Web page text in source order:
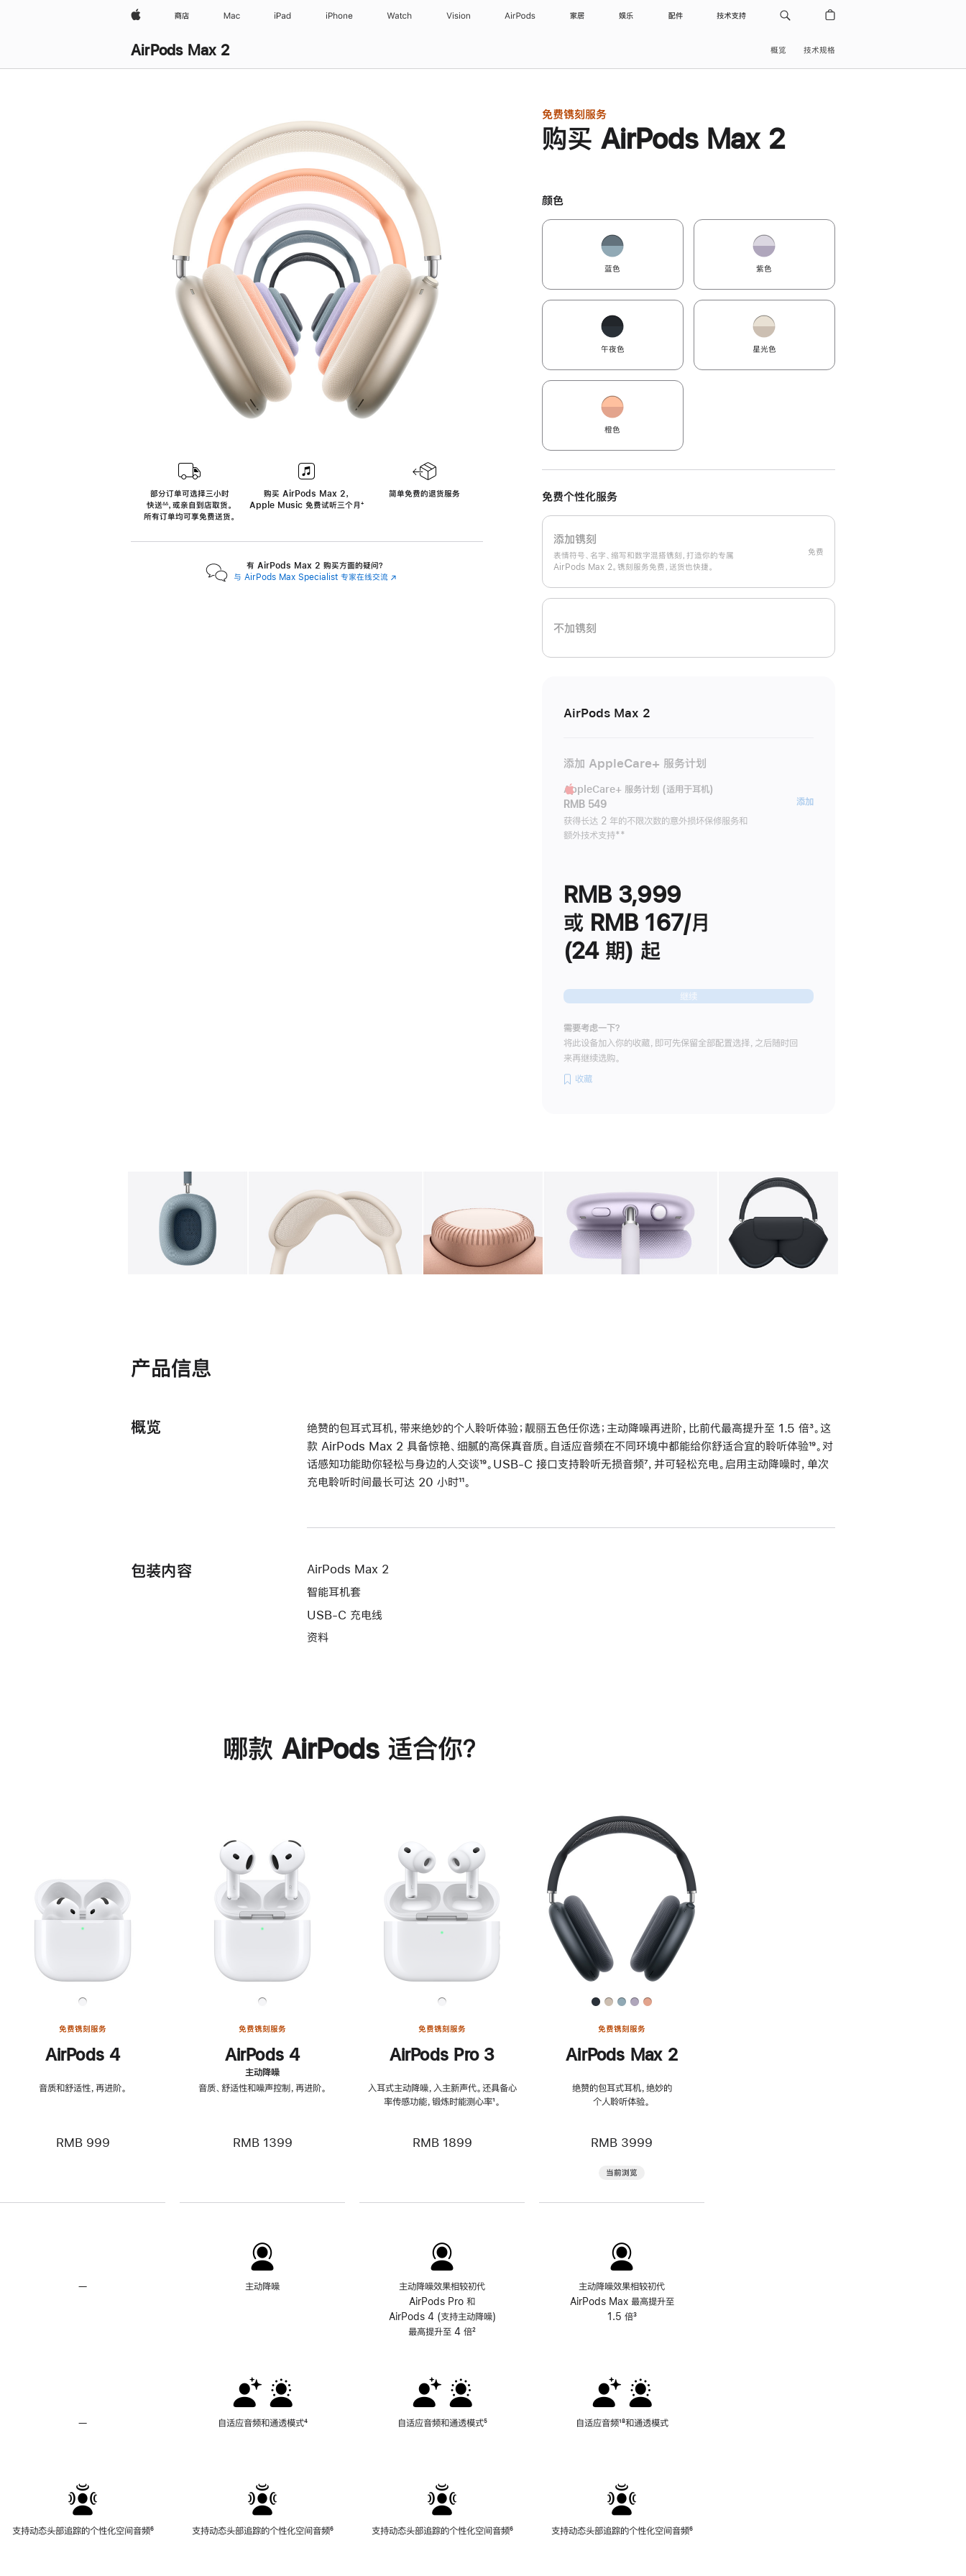
Apple 商店 Mac iPad iPhone Watch Vision AirPods 家居 娱乐 配件 技术支持
AirPods Max 2 概览 技术规格
AirPods Max 2
部分订单可选择三小时
快送
${translate.store.a11y.footnote}
∆∆， 或亲自到店取货。
所有订单均可享免费送货。
购买 AirPods Max 2，
Apple Music 免费试听三个月‍脚
‍⁺
简单免费的退货服务
有 AirPods Max 2 购买方面的疑问？
与 AirPods Max Specialist 专家在线交流 (在
免费镌刻服务
购买 AirPods Max 2
颜色
蓝色 紫色
午夜色 星光色
橙色
免费个性化服务
添加镌刻
表情符号、名字、缩写和数字混搭镌刻，打造你的专属
AirPods Max 2。镌刻服务免费，送货也快捷。
免费
不加镌刻
AirPods Max 2
添加 AppleCare+ 服务计划
AppleCare+ 服务计划 (适用于耳机)
RMB 549
获得长达 2 年的不限次数的意外损坏保修服务和
额外技术支持脚
**
添加AppleCare+
RMB 3,999
或 RMB 167/月
(24 期) 起
继续
需要考虑一下？
将此设备加入你的收藏，即可先保留全部配置选择，之后随时回
来再继续选购。
收藏
图库 图像 2 图库 图像 3 图库 图像 4 图像
产品信息
概览 绝赞的包耳式耳机，带来绝妙的个人聆听体验；靓丽五色任你选；主动降噪再进阶，比前代最高提升至 1.5 倍脚
注
³。这
款 AirPods Max 2 具备惊艳、细腻的高保真音质。自适应音频在不同环境中都能给你舒适合宜的聆听体验脚
注
¹⁹。对
话感知功能助你轻松与身边的人交谈脚
¹⁹。USB-C 接口支持聆听无损音频脚
⁷，并可轻松充电。启用主动降噪时，单次
充电聆听时间最长可达 20 小时脚
¹¹。
包装内容
AirPods Max 2
智能耳机套
USB-C 充电线
资料
哪款 AirPods 适合你？
免费镌刻服务
AirPods 4
音质和舒适性，再进阶。
RMB 999
—
—
适
应
音
频
支持动态头部追踪的个性化空间音频脚
⁶
免费镌刻服务
AirPods 4
主动降噪
音质、舒适性和噪声控制，再进阶。
RMB 1399
主动降噪
自适应音频和通透模式脚
⁴
支持动态头部追踪的个性化空间音频脚
⁶
免费镌刻服务
AirPods Pro 3
入耳式主动降噪，入主新声代。还具备心
率传感功能，锻炼时能测心率脚
¹。
RMB 1899
主动降噪效果相较初代
AirPods Pro 和
AirPods 4 (支持主动降噪)
最高提升至 4 倍脚
²
自适应音频和通透模式脚
⁵
支持动态头部追踪的个性化空间音频脚
⁶
免费镌刻服务
AirPods Max 2
绝赞的包耳式耳机，绝妙的
个人聆听体验。
RMB 3999
当前浏览
主动降噪效果相较初代
AirPods Max 最高提升至
1.5 倍脚
³
自适应音频脚
¹⁸和通透模式
支持动态头部追踪的个性化空间音频脚
⁶